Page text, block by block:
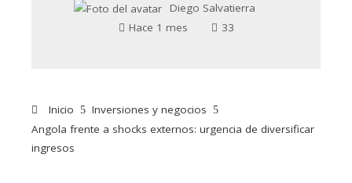
Diego Salvatierra
Hace 1 mes
33
Inicio
Inversiones y negocios
Angola frente a shocks externos: urgencia de diversificar
ingresos